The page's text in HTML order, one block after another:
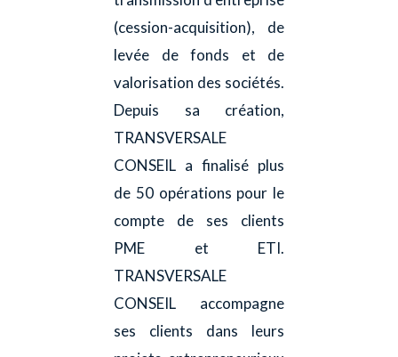
(cession-acquisition), de
levée de fonds et de
valorisation des sociétés.
Depuis sa création,
TRANSVERSALE
CONSEIL a finalisé plus
de 50 opérations pour le
compte de ses clients
PME et ETI.
TRANSVERSALE
CONSEIL accompagne
ses clients dans leurs